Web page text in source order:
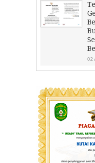
02